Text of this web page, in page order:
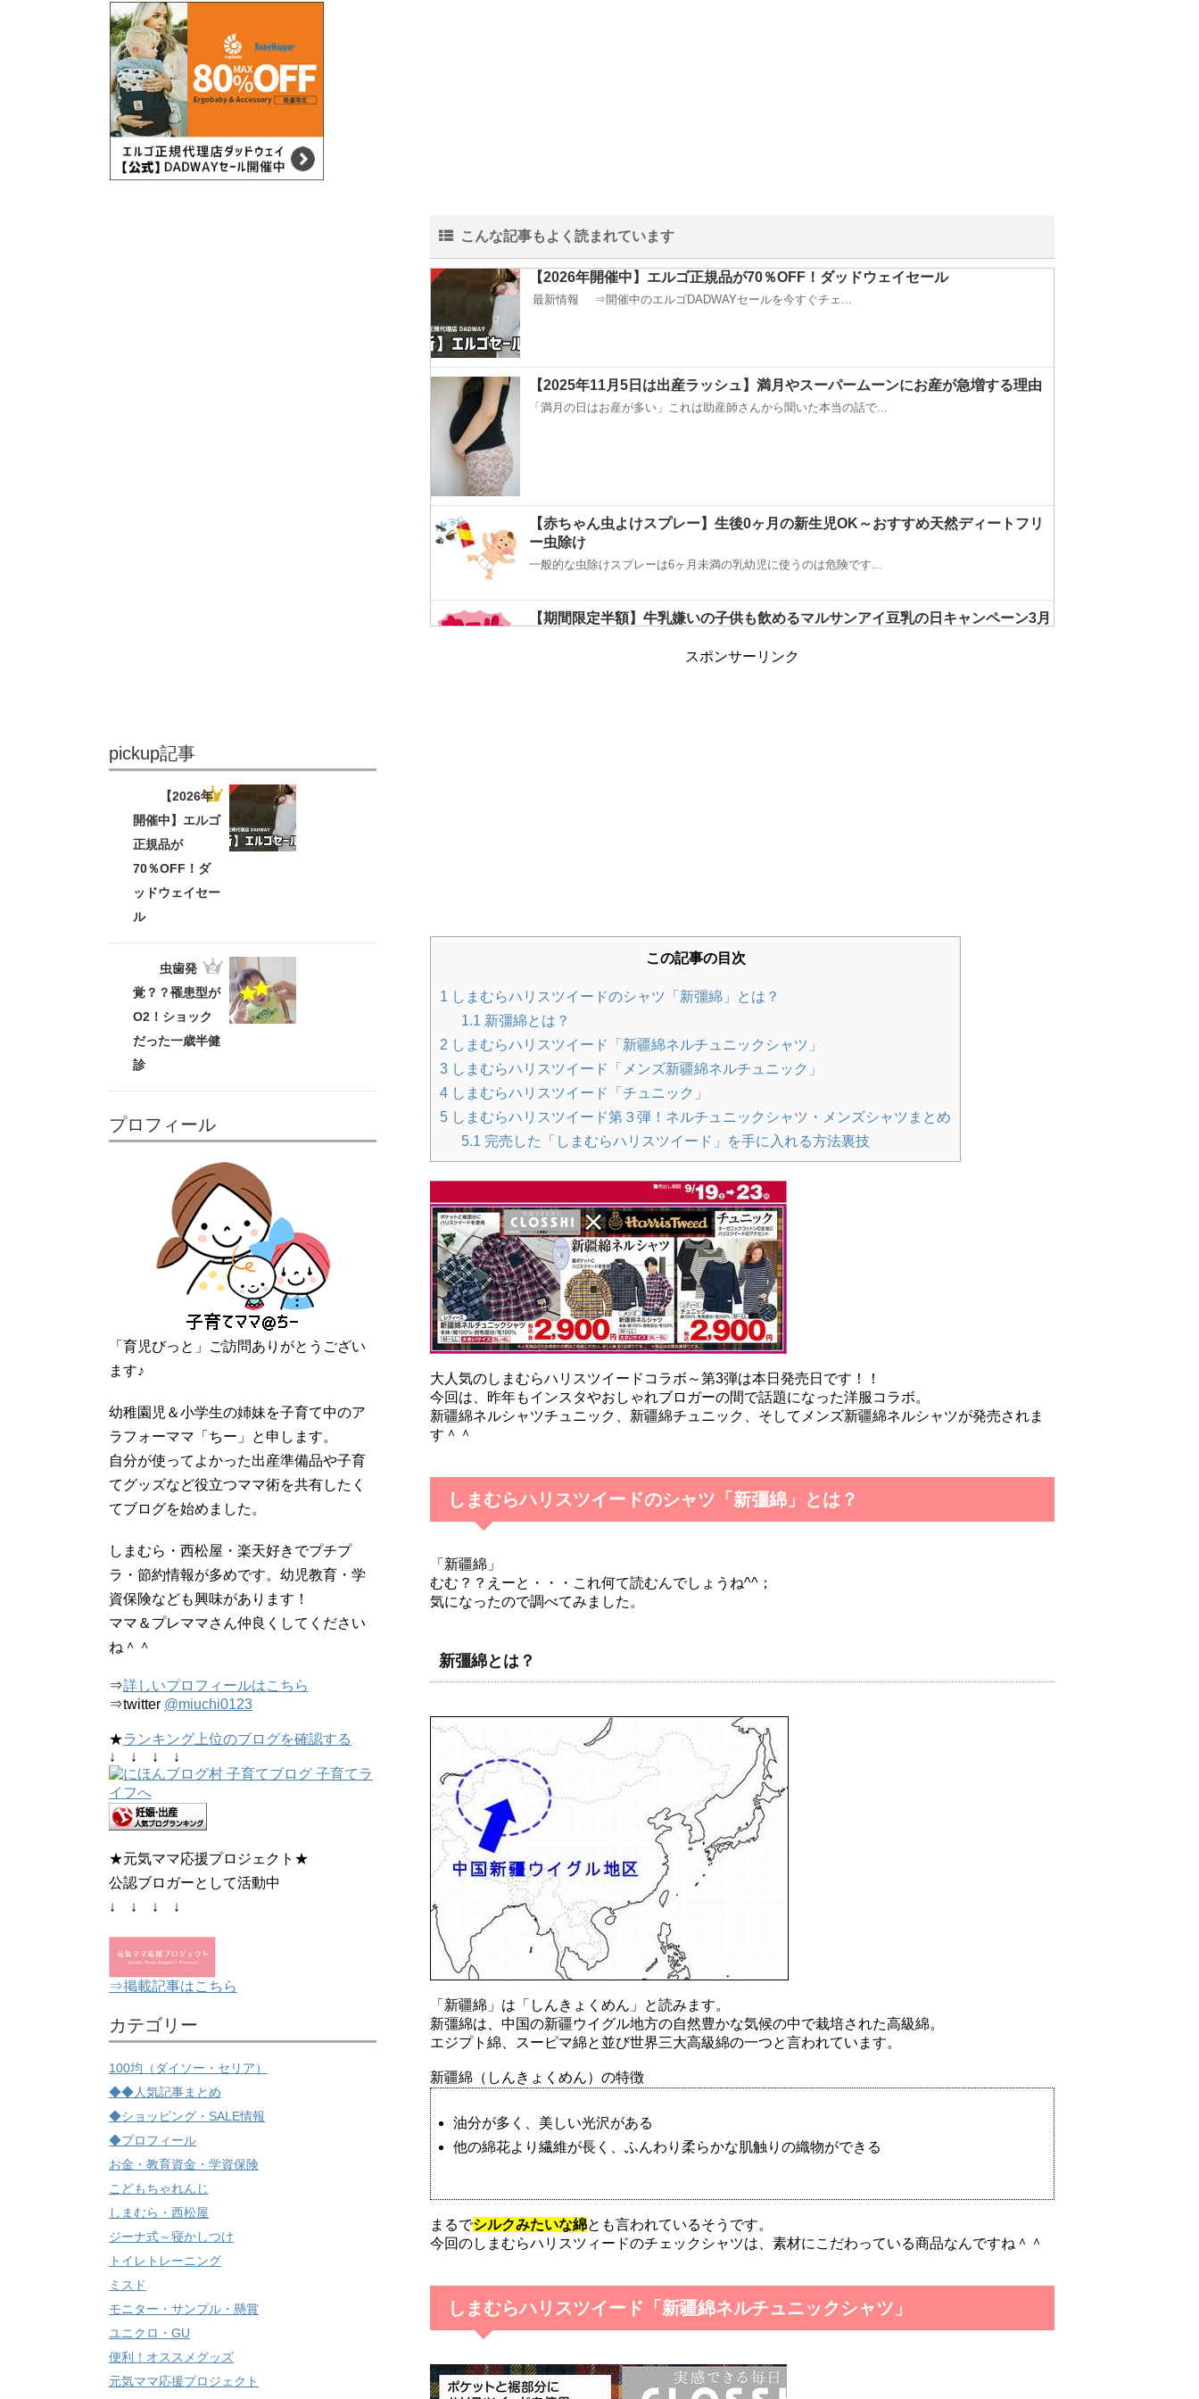
こんな記事もよく読まれています
【2026年開催中】エルゴ正規品が70％OFF！ダッドウェイセール
最新情報 ⇒開催中のエルゴDADWAYセールを今すぐチェ...
【2025年11月5日は出産ラッシュ】満月やスーパームーンにお産が急増する理由
「満月の日はお産が多い」これは助産師さんから聞いた本当の話で...
【赤ちゃん虫よけスプレー】生後0ヶ月の新生児OK～おすすめ天然ディートフリ
ー虫除け
一般的な虫除けスプレーは6ヶ月未満の乳幼児に使うのは危険です...
【期間限定半額】牛乳嫌いの子供も飲めるマルサンアイ豆乳の日キャンペーン3月
期間限定！半年に1度の大SALE 豆乳+12本が12円で買...
【しまむらサンタ服】種類は？実際に着た口コミ・写真付きレビュー
＜しまむらサンタ服の種類・価格・品番情報・購入レビューを写真...
持ち寄りパーティー簡単レシピ公開！ママ友と集まるハロウィン・クリスマス料
理
先日お友達とハロウィンパーティーをしました。昼食は簡単な料理...
知育ブロックおすすめGESTAR（ジスター）メリットとデメリットをレビュー
【大人も子供も夢中になれて、しかもコスパが高いと評判の知育玩...
雛人形は二人目の女の子にも必要？うちの姉妹は名前旗で解決しました！
幼稚園児（年中：5歳）が算数タブレットRISUきっずを始めま...
しまむら＆西松屋の子供用長靴～どんな種類がある？価格は？比較してみまし
た！
【子供GPSで位置検索】月額480円bsizebot小学生ママの口コミ体験レビュー
「子供が今どこにいるのか知りたい」「位置検索GPSで確認した...
【2020年西松屋冬物セール】いつから？99円底値の時期-最新情報
2020年西松屋セールはいつから？99円・底値・最終処分の開...
介
しまむら・子供服バースデーで、ひみつ戦士ファントミラージュな...
子供が仕事体験できるテーマパーク「Kandu：カンドゥー」に...
卒園式・入園式ママのファッションコーデ｜恥をかかないマナーNG・OKポイン
トまとめ
卒業式が終わり入学シーズンが近づいてきましたね♪我が家も今年...
この度、妊活・妊娠・育児メディア「赤ちゃんの部屋」さまに、1...
スポンサーリンク
この記事の目次
1 しまむらハリスツイードのシャツ「新彊綿」とは？
1.1 新彊綿とは？
2 しまむらハリスツイード「新疆綿ネルチュニックシャツ」
3 しまむらハリスツイード「メンズ新疆綿ネルチュニック」
4 しまむらハリスツイード「チュニック」
5 しまむらハリスツイード第３弾！ネルチュニックシャツ・メンズシャツまとめ
5.1 完売した「しまむらハリスツイード」を手に入れる方法裏技
大人気のしまむらハリスツイードコラボ～第3弾は本日発売日です！！
今回は、昨年もインスタやおしゃれブロガーの間で話題になった洋服コラボ。
新疆綿ネルシャツチュニック、新疆綿チュニック、そしてメンズ新疆綿ネルシャツが発売されま
す＾＾
しまむらハリスツイードのシャツ「新彊綿」とは？
「新疆綿」
むむ？？えーと・・・これ何て読むんでしょうね^^；
気になったので調べてみました。
新彊綿とは？
「新疆綿」は「しんきょくめん」と読みます。
新彊綿は、中国の新疆ウイグル地方の自然豊かな気候の中で栽培された高級綿。
エジプト綿、スーピマ綿と並び世界三大高級綿の一つと言われています。
新疆綿（しんきょくめん）の特徴
油分が多く、美しい光沢がある
他の綿花より繊維が長く、ふんわり柔らかな肌触りの織物ができる
まるでシルクみたいな綿とも言われているそうです。
今回のしまむらハリスツィードのチェックシャツは、素材にこだわっている商品なんですね＾＾
しまむらハリスツイード「新疆綿ネルチュニックシャツ」
pickup記事
【2026年
開催中】エルゴ
正規品が
70％OFF！ダ
ッドウェイセー
ル
虫歯発
覚？？罹患型が
O2！ショック
だった一歳半健
診
プロフィール
「育児びっと」ご訪問ありがとうござい
ます♪
幼稚園児＆小学生の姉妹を子育て中のア
ラフォーママ「ちー」と申します。
自分が使ってよかった出産準備品や子育
てグッズなど役立つママ術を共有したく
てブログを始めました。
しまむら・西松屋・楽天好きでプチプ
ラ・節約情報が多めです。幼児教育・学
資保険なども興味があります！
ママ＆プレママさん仲良くしてください
ね＾＾
⇒詳しいプロフィールはこちら
⇒twitter @miuchi0123
★ランキング上位のブログを確認する
↓ ↓ ↓ ↓
★元気ママ応援プロジェクト★
公認ブロガーとして活動中
↓ ↓ ↓ ↓
⇒掲載記事はこちら
カテゴリー
100均（ダイソー・セリア）
◆◆人気記事まとめ
◆ショッピング・SALE情報
◆プロフィール
お金・教育資金・学資保険
こどもちゃれんじ
しまむら・西松屋
ジーナ式～寝かしつけ
トイレトレーニング
ミスド
モニター・サンプル・懸賞
ユニクロ・GU
便利！オススメグッズ
元気ママ応援プロジェクト